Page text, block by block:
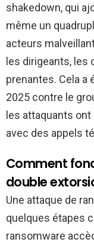
shakedown, qui
même un
acteurs
les dirigeants, les
prenantes. Cela a
2025 contre le
les attaquants
avec des appels
Comment
double
Une attaque de
quelques étapes
ransomware